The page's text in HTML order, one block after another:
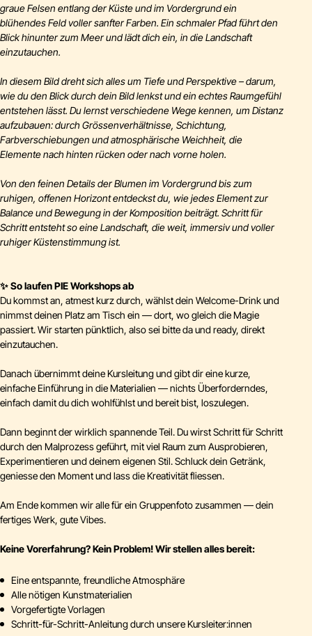
graue Felsen entlang der Küste und im Vordergrund ein
blühendes Feld voller sanfter Farben. Ein schmaler Pfad führt den
Blick hinunter zum Meer und lädt dich ein, in die Landschaft
einzutauchen.
In diesem Bild dreht sich alles um Tiefe und Perspektive – darum,
wie du den Blick durch dein Bild lenkst und ein echtes Raumgefühl
entstehen lässt. Du lernst verschiedene Wege kennen, um Distanz
aufzubauen: durch Grössenverhältnisse, Schichtung,
Farbverschiebungen und atmosphärische Weichheit, die
Elemente nach hinten rücken oder nach vorne holen.
Von den feinen Details der Blumen im Vordergrund bis zum
ruhigen, offenen Horizont entdeckst du, wie jedes Element zur
Balance und Bewegung in der Komposition beiträgt. Schritt für
Schritt entsteht so eine Landschaft, die weit, immersiv und voller
ruhiger Küstenstimmung ist.
✨So laufen PIE Workshops ab
Du kommst an, atmest kurz durch, wählst dein Welcome-Drink und
nimmst deinen Platz am Tisch ein — dort, wo gleich die Magie
passiert. Wir starten pünktlich, also sei bitte da und ready, direkt
einzutauchen.
Danach übernimmt deine Kursleitung und gibt dir eine kurze,
einfache Einführung in die Materialien — nichts Überforderndes,
einfach damit du dich wohlfühlst und bereit bist, loszulegen.
Dann beginnt der wirklich spannende Teil. Du wirst Schritt für Schritt
durch den Malprozess geführt, mit viel Raum zum Ausprobieren,
Experimentieren und deinem eigenen Stil. Schluck dein Getränk,
geniesse den Moment und lass die Kreativität fliessen.
Am Ende kommen wir alle für ein Gruppenfoto zusammen — dein
fertiges Werk, gute Vibes.
Keine Vorerfahrung? Kein Problem! Wir stellen alles bereit:
Eine entspannte, freundliche Atmosphäre
Alle nötigen Kunstmaterialien
Vorgefertigte Vorlagen
Schritt-für-Schritt-Anleitung durch unsere Kursleiter:innen